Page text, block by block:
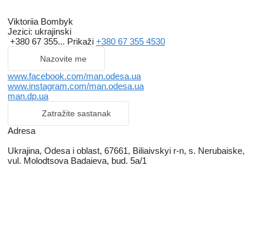
Viktoriia Bombyk
Jezici: ukrajinski
+380 67 355... Prikaži +380 67 355 4530
Nazovite me
www.facebook.com/man.odesa.ua
www.instagram.com/man.odesa.ua
man.dp.ua
Zatražite sastanak
Adresa
Ukrajina, Odesa i oblast, 67661, Biliaivskyi r-n, s. Nerubaiske,
vul. Molodtsova Badaieva, bud. 5a/1​